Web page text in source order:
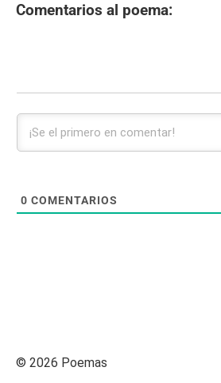
Comentarios al poema:
0 COMENTARIOS
© 2026 Poemas